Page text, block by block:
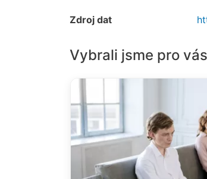
Zdroj dat
Vybrali jsme pro